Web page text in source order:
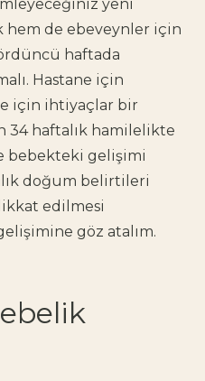
yeni
hem de ebeveynler için
haftada
Hastane için
için ihtiyaçlar bir
34 haftalık hamilelikte
bebekteki gelişimi
doğum belirtileri
edilmesi
göz atalım.